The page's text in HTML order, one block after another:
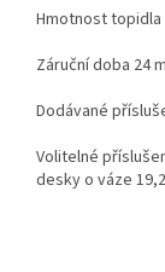
Hmotnost
Záruční doba 24
Dodávané
Volitelné
desky o váze